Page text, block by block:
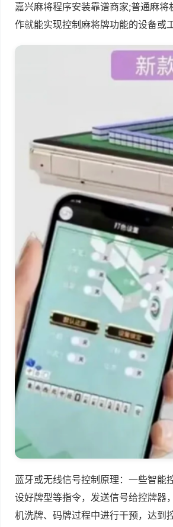
嘉兴麻将程序安装靠谱商家;普通麻
作就能实现控制麻将牌功能的设备或工
蓝牙或无线信号控制原理：一些智能
设好牌型等指令，发送信号给控牌器
机洗牌、码牌过程中进行干预，达到